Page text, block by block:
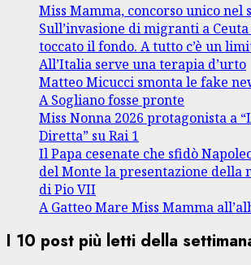
Miss Mamma, concorso unico nel
Sull’invasione di migranti a
toccato il fondo. A tutto c’è un
All’Italia serve una terapia d’urto
Matteo Micucci smonta le fake
A Sogliano fosse pronte
Miss Nonna 2026 protagonista a
Diretta” su Rai 1
Il Papa cesenate che sfidò
del Monte la presentazione della
di Pio VII
A Gatteo Mare Miss Mamma
I 10 post più letti della